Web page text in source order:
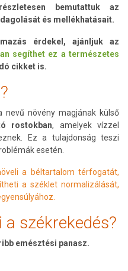
részletesen bemutattuk az
és mellékhatásait.
érdekel, ajánljuk az
segíthet ez a természetes
cikket is.
növény magjának külső
rostokban, amelyek vízzel
Ez a tulajdonság teszi
esetén.
a béltartalom térfogatát,
a széklet normalizálását,
székrekedés?
emésztési panasz.